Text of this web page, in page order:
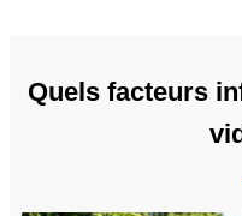
Quels facteurs